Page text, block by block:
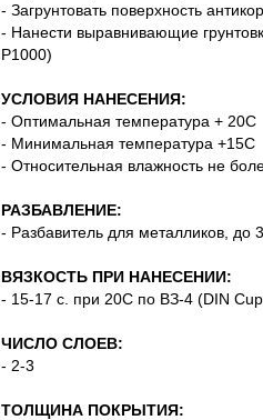
- Загрунтовать поверхность
- Нанести выравнивающие
Р1000)
УСЛОВИЯ НАНЕСЕНИЯ:
- Оптимальная температура + 20С
- Минимальная температура +15С
- Относительная влажность не
РАЗБАВЛЕНИЕ:
- Разбавитель для металликов, до
ВЯЗКОСТЬ ПРИ НАНЕСЕНИИ:
- 15-17 с. при 20С по ВЗ-4 (DIN
ЧИСЛО СЛОЕВ:
- 2-3
ТОЛЩИНА ПОКРЫТИЯ: